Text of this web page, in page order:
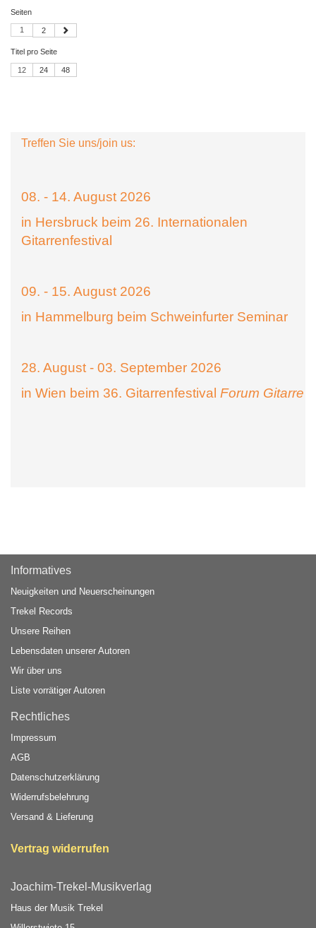
Seiten
1 2
Titel pro Seite
12 24 48
Treffen Sie uns/join us:
08. - 14. August 2026
in Hersbruck beim 26. Internationalen
Gitarrenfestival
09. - 15. August 2026
in Hammelburg beim Schweinfurter Seminar
28. August - 03. September 2026
in Wien beim 36. Gitarrenfestival Forum Gitarre
Informatives
Neuigkeiten und Neuerscheinungen
Trekel Records
Unsere Reihen
Lebensdaten unserer Autoren
Wir über uns
Liste vorrätiger Autoren
Rechtliches
Impressum
AGB
Datenschutzerklärung
Widerrufsbelehrung
Versand & Lieferung
Vertrag widerrufen
Joachim-Trekel-Musikverlag
Haus der Musik Trekel